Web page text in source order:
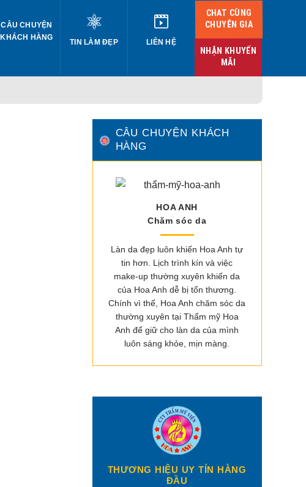
CÂU CHUYỆN
KHÁCH HÀNG
TIN LÀM ĐẸP LIÊN HỆ
CHAT CÙNG
CHUYÊN GIA
NHẬN KHUYẾN
MÃI
CÂU CHUYỆN KHÁCH
HÀNG
HOA ANH
Chăm sóc da
Làn da đẹp luôn khiến Hoa Anh tự
tin hơn. Lịch trình kín và việc
make-up thường xuyên khiến da
của Hoa Anh dễ bị tổn thương.
Chính vì thế, Hoa Anh chăm sóc da
thường xuyên tại Thẩm mỹ Hoa
Anh để giữ cho làn da của mình
luôn sáng khỏe, mịn màng.
THƯƠNG HIỆU UY TÍN HÀNG
ĐẦU